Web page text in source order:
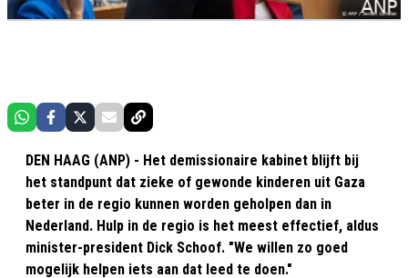
DEN HAAG (ANP) - Het demissionaire kabinet blijft bij
het standpunt dat zieke of gewonde kinderen uit Gaza
beter in de regio kunnen worden geholpen dan in
Nederland. Hulp in de regio is het meest effectief, aldus
minister-president Dick Schoof. "We willen zo goed
mogelijk helpen iets aan dat leed te doen."